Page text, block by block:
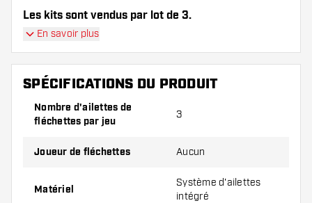
Les kits sont vendus par lot de 3.
Conseil de Dartshopper !
Veillez à disposer d'un grand nombre d'ailettes
cassés à l'usage.
Essayez une forme, un matériau ou une
la variante qui vous convient le mieux !
En savoir plus
SPÉCIFICATIONS DU PRODUIT
Nombre d'ailettes de
fléchettes par jeu
3
Joueur de fléchettes Aucun
Matériel
Système d'ailettes
intégré